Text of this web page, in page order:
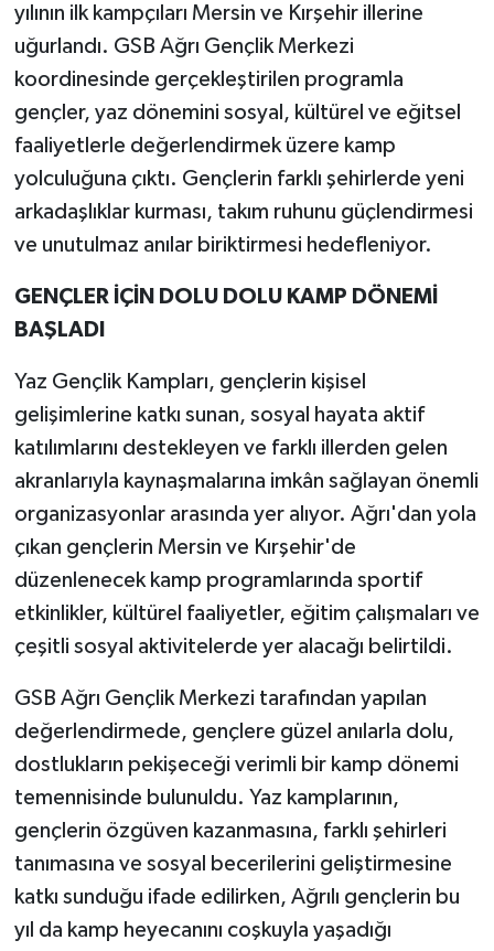
yılının ilk kampçıları Mersin ve Kırşehir illerine
uğurlandı. GSB Ağrı Gençlik Merkezi
koordinesinde gerçekleştirilen programla
gençler, yaz dönemini sosyal, kültürel ve eğitsel
faaliyetlerle değerlendirmek üzere kamp
yolculuğuna çıktı. Gençlerin farklı şehirlerde yeni
arkadaşlıklar kurması, takım ruhunu güçlendirmesi
ve unutulmaz anılar biriktirmesi hedefleniyor.
GENÇLER İÇİN DOLU DOLU KAMP DÖNEMİ
BAŞLADI
Yaz Gençlik Kampları, gençlerin kişisel
gelişimlerine katkı sunan, sosyal hayata aktif
katılımlarını destekleyen ve farklı illerden gelen
akranlarıyla kaynaşmalarına imkân sağlayan önemli
organizasyonlar arasında yer alıyor. Ağrı'dan yola
çıkan gençlerin Mersin ve Kırşehir'de
düzenlenecek kamp programlarında sportif
etkinlikler, kültürel faaliyetler, eğitim çalışmaları ve
çeşitli sosyal aktivitelerde yer alacağı belirtildi.
GSB Ağrı Gençlik Merkezi tarafından yapılan
değerlendirmede, gençlere güzel anılarla dolu,
dostlukların pekişeceği verimli bir kamp dönemi
temennisinde bulunuldu. Yaz kamplarının,
gençlerin özgüven kazanmasına, farklı şehirleri
tanımasına ve sosyal becerilerini geliştirmesine
katkı sunduğu ifade edilirken, Ağrılı gençlerin bu
yıl da kamp heyecanını coşkuyla yaşadığı